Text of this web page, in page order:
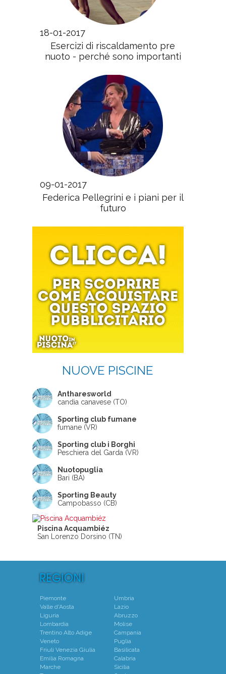
18-01-2017
Esercizi di riscaldamento pre
nuoto - perché sono importanti
09-01-2017
Federica Pellegrini e i piani per il
futuro
NUOVE PISCINE
Antharesworld
candia canavese (TO)
Sporting club fumane
fumane (VR)
Sporting club i Borghi
Peschiera del Garda (VR)
Nuotopuglia
Bari (BA)
Sporting Beauty
Campobasso (CB)
Piscina Acquambiéz
San Lorenzo Dorsino (TN)
Piemonte
Valle d'Aosta
Liguria
Lombardia
Trentino Alto Adige
Veneto
Friuli Venezia Giulia
Emilia Romagna
Marche
Umbria
Lazio
Abruzzo
Molise
Campania
Puglia
Basilicata
Calabria
Sicilia